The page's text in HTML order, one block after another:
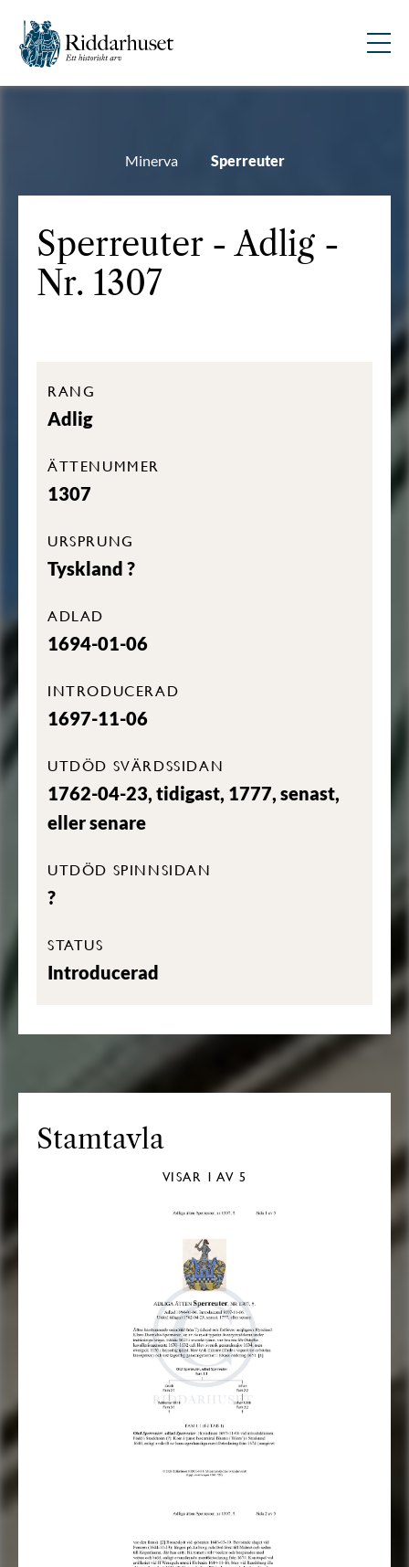
Minerva Sperreuter
Sperreuter - Adlig -
Nr. 1307
RANG
Adlig
ÄTTENUMMER
1307
URSPRUNG
Tyskland ?
ADLAD
1694-01-06
INTRODUCERAD
1697-11-06
UTDÖD SVÄRDSSIDAN
1762-04-23, tidigast, 1777, senast,
eller senare
UTDÖD SPINNSIDAN
?
STATUS
Introducerad
Stamtavla
VISAR 1 AV 5